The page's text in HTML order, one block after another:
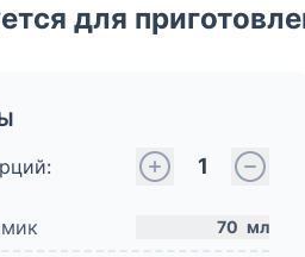
для
1
70 мл